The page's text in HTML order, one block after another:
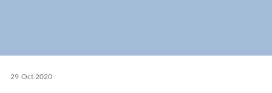
29 Oct 2020